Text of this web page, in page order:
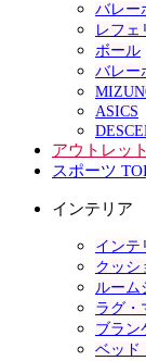
バレー
レフェ
ボール
バレー
ASICS
アウトレット
スポーツ
インテリア
インテ
クッシ
ルーム
ラグ・
ブラン
ベッド